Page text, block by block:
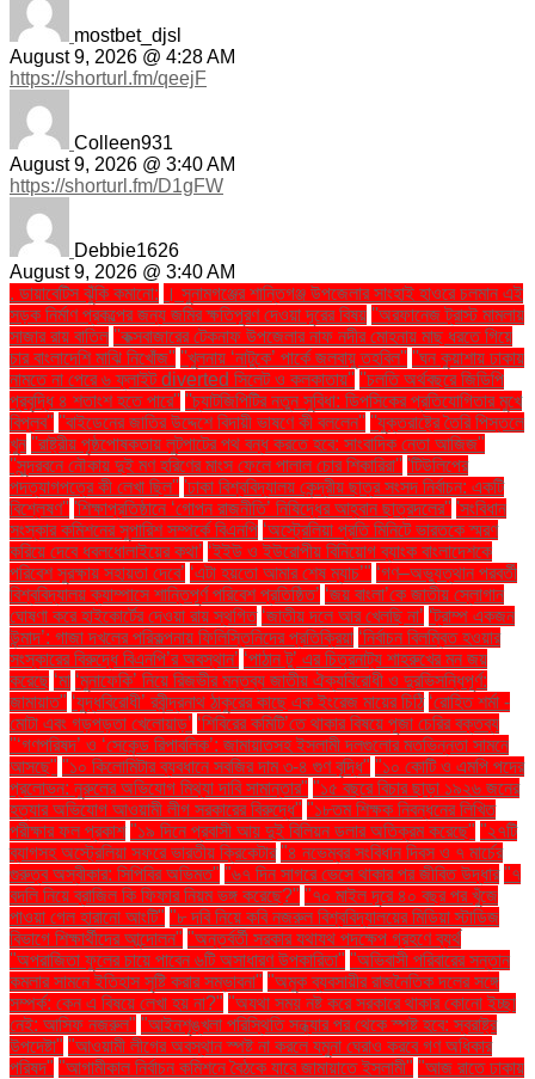
mostbet_djsl
August 9, 2026 @ 4:28 AM
https://shorturl.fm/qeejF
Colleen931
August 9, 2026 @ 3:40 AM
https://shorturl.fm/D1gFW
Debbie1626
August 9, 2026 @ 3:40 AM
. ডায়াবেটিস ঝুঁকি কমানো:
। সুনামগঞ্জের শান্তিগঞ্জ উপজেলার সাংহাই হাওরে চলমান এই
সড়ক নির্মাণ প্রকল্পের জন্য জমির ক্ষতিপূরণ দেওয়া দূরের বিষয় ''অরফানেজ ট্রাস্ট মামলায়
সাজার রায় বাতিল ''কক্সবাজারের টেকনাফ উপজেলার নাফ নদীর মোহনায় মাছ ধরতে গিয়ে
চার বাংলাদেশি মাঝি নিখোঁজ'' ''খুলনায় ‘নাটুকে’ পার্কে জলবায়ু তহবিল'' ''ঘন কুয়াশায় ঢাকায়
নামতে না পেরে ৬ ফ্লাইট diverted সিলেট ও কলকাতায়'' ''চলতি অর্থবছরে জিডিপি
প্রবৃদ্ধি ৪ শতাংশ হতে পারে'' ''চ্যাটজিপিটির নতুন সুবিধা: ডিপসিকের প্রতিযোগিতার মুখে
বিপ্লব'' ''বাইডেনের জাতির উদ্দেশে বিদায়ী ভাষণে কী বললেন'' ''যুক্তরাষ্ট্রে তৈরি পিস্তলে
খুন ''রাষ্ট্রীয় পৃষ্ঠপোষকতায় লুটপাটের পথ বন্ধ করতে হবে: সাংবাদিক নেতা আজিজ"
''সুন্দরবনে নৌকায় দুই মণ হরিণের মাংস ফেলে পালাল চোর শিকারিরা'' 'টিউলিপের
পদত্যাগপত্রে কী লেখা ছিল'' 'ঢাকা বিশ্ববিদ্যালয় কেন্দ্রীয় ছাত্র সংসদ নির্বাচন: একটি
বিশ্লেষণ'' 'শিক্ষাপ্রতিষ্ঠানে ‘গোপন রাজনীতি’ নিষিদ্ধের আহ্বান ছাত্রদলের'' 'সংবিধান
সংস্কার কমিশনের সুপারিশ সম্পর্কে বিএনপি ‘অস্ট্রেলিয়া প্রতি মিনিটে ভারতকে স্মরণ
করিয়ে দেবে ধবলধোলাইয়ের কথা’ ‘ইইউ ও ইউরোপীয় বিনিয়োগ ব্যাংক বাংলাদেশকে
পরিবেশ সুরক্ষায় সহায়তা দেবে’ ‘এটা হয়তো আমার শেষ ম্যাচ’" ‘গণ–অভ্যুত্থান পরবর্তী
বিশ্ববিদ্যালয় ক্যাম্পাসে শান্তিপূর্ণ পরিবেশ প্রতিষ্ঠিত’ ‘জয় বাংলা’কে জাতীয় স্লোগান
ঘোষণা করে হাইকোর্টের দেওয়া রায় স্থগিত ‘জাতীয় দলে আর খেলছি না’ ‘ট্রাম্প একজন
উন্মাদ’: গাজা দখলের পরিকল্পনায় ফিলিস্তিনিদের প্রতিক্রিয়া ‘নির্বাচন বিলম্বিত হওয়ার
সংস্কারের বিরুদ্ধে বিএনপি’র অবস্থান’ ‘পাঠান টু’ এর চিত্রনাট্য শাহরুখের মন জয়
করেছে ‘মা ‘মুনাফেকি’ নিয়ে রিজভীর মন্তব্য জাতীয় ঐক্যবিরোধী ও দুরভিসন্ধিপূর্ণ:
জামায়াত" ‘যুদ্ধবিরোধী’ রবীন্দ্রনাথ ঠাকুরের কাছে এক ইংরেজ মায়ের চিঠি ‘রোহিত শর্মা -
মোটা এবং গড়পড়তা খেলোয়াড়’ ‘শিবিরের কমিটি’তে থাকার বিষয়ে পূজা চেরির বক্তব্য
"‘গণপরিষদ’ ও ‘সেকেন্ড রিপাবলিক’: জামায়াতসহ ইসলামী দলগুলোর মতভিন্নতা সামনে
আসছে" "১০ কিলোমিটার ব্যবধানে সবজির দাম ৩-৪ গুণ বৃদ্ধি" "১০ কোটি ও এমপি পদের
প্রলোভন: নুরুলের অভিযোগ মিথ্যা দাবি সামান্তার" "১৫ বছরে বিচার ছাড়া ১৯২৬ জনের
হত্যার অভিযোগ আওয়ামী লীগ সরকারের বিরুদ্ধে" "১৮তম শিক্ষক নিবন্ধনের লিখিত
পরীক্ষার ফল প্রকাশ "১৯ দিনে প্রবাসী আয় দুই বিলিয়ন ডলার অতিক্রম করেছে" "২৭টি
ব্যাগসহ অস্ট্রেলিয়া সফরে ভারতীয় ক্রিকেটার "৪ নভেম্বর সংবিধান দিবস ও ৭ মার্চের
গুরুত্ব অস্বীকার: সিপিবির অভিমত" "৬৭ দিন সাগরে ভেসে থাকার পর জীবিত উদ্ধার "৭
বদলি নিয়ে ব্রাজিল কি ফিফার নিয়ম ভঙ্গ করেছে?" "৭০ মাইল দূরে ৪০ বছর পর খুঁজে
পাওয়া গেল হারানো আংটি" "৮ দবি নিয়ে কবি নজরুল বিশ্ববিদ্যালয়ের মিডিয়া স্টাডিজ
বিভাগে শিক্ষার্থীদের আন্দোলন" "অন্তর্বর্তী সরকার যথাযথ পদক্ষেপ গ্রহণে ব্যর্থ
"অপরাজিতা ফুলের চায়ে পাবেন ৬টি অসাধারণ উপকারিতা" "অভিবাসী পরিবারের সন্তান
কমলার সামনে ইতিহাস সৃষ্টি করার সম্ভাবনা" "অমুক ব্যবসায়ীর রাজনৈতিক দলের সঙ্গে
সম্পর্ক: কেন এ বিষয়ে লেখা হয় না?" "অযথা সময় নষ্ট করে সরকারে থাকার কোনো ইচ্ছা
নেই: আসিফ নজরুল" "আইনশৃঙ্খলা পরিস্থিতি সন্ধ্যার পর থেকে স্পষ্ট হবে: স্বরাষ্ট্র
উপদেষ্টা" "আওয়ামী লীগের অবস্থান স্পষ্ট না করলে যমুনা ঘেরাও করবে গণ অধিকার
পরিষদ" "আগামীকাল নির্বাচন কমিশনে বৈঠকে যাবে জামায়াতে ইসলামী" "আজ রাতে ঢাকায়